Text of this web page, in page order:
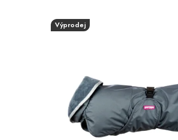
Výprodej